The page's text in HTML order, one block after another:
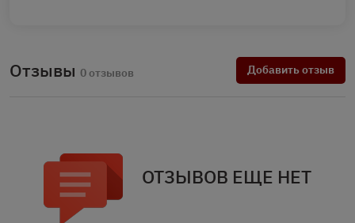
Отзывы 0 отзывов Добавить отзыв
ОТЗЫВОВ ЕЩЕ НЕТ